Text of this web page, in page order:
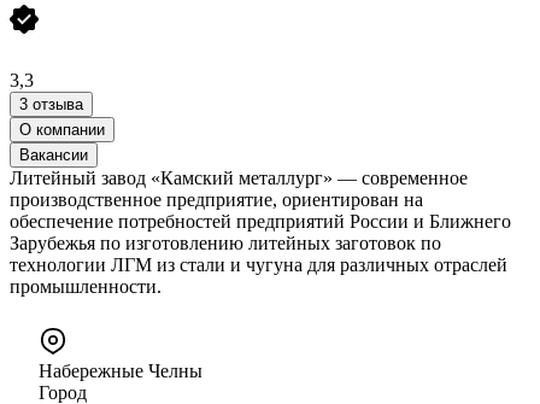
3,3
3 отзыва
О компании
Вакансии
Литейный завод «Камский металлург» — современное
производственное предприятие, ориентирован на
обеспечение потребностей предприятий России и Ближнего
Зарубежья по изготовлению литейных заготовок по
технологии ЛГМ из стали и чугуна для различных отраслей
промышленности.
Набережные Челны
Город